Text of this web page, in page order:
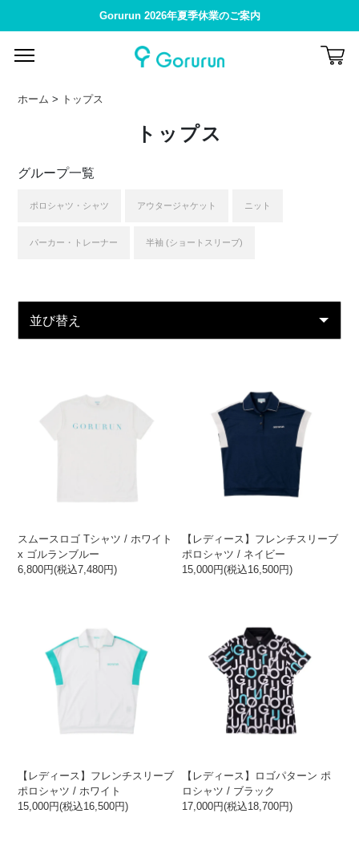
Gorurun 2026年夏季休業のご案内
ホーム > トップス
トップス
グループ一覧
ポロシャツ・シャツ アウタージャケット ニット
パーカー・トレーナー 半袖 (ショートスリーブ)
スムースロゴ Tシャツ / ホワイト
x ゴルランブルー
6,800円(税込7,480円)
【レディース】フレンチスリーブ
ポロシャツ / ネイビー
15,000円(税込16,500円)
【レディース】フレンチスリーブ
ポロシャツ / ホワイト
15,000円(税込16,500円)
【レディース】ロゴパターン ポ
ロシャツ / ブラック
17,000円(税込18,700円)